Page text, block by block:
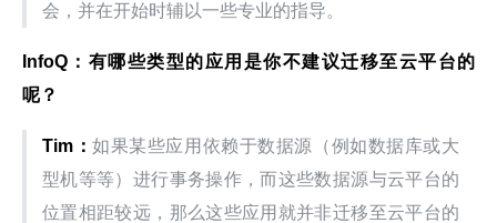
会，并在开始时辅以一些专业的指导。
InfoQ ：有哪些类型的应用是你不建议迁移至云平台的
呢？
Tim ：如果某些应用依赖于数据源（例如数据库或大
型机等等）进行事务操作，而这些数据源与云平台的
位置相距较远，那么这些应用就并非迁移至云平台的